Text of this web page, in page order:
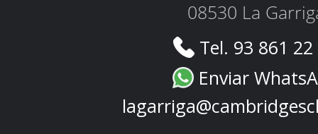
08530 La
Tel. 93 861
Enviar